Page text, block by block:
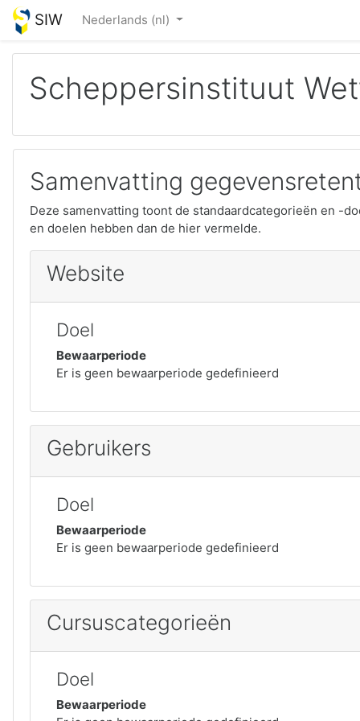
Ga naar hoofdinhoud
SIW Nederlands ‎(nl)‎
Scheppersinstituut
Samenvatting
Deze samenvatting toont de standaardcategorieën en -
en doelen hebben dan de hier vermelde.
Website
Doel
Bewaarperiode
Er is geen bewaarperiode gedefinieerd
Gebruikers
Doel
Bewaarperiode
Er is geen bewaarperiode gedefinieerd
Cursuscategorieën
Doel
Bewaarperiode